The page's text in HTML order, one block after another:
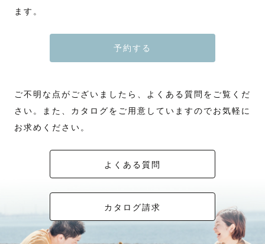
ます。
予約する
ご不明な点がございましたら、よくある質問をご覧くだ
さい。また、カタログをご用意していますのでお気軽に
お求めください。
よくある質問
カタログ請求